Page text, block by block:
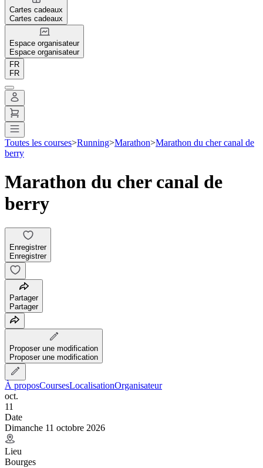
Cartes cadeaux
Cartes cadeaux
Espace organisateur
Espace organisateur
FR
FR
Toutes les courses>Running>Marathon>Marathon du cher canal de
berry
Marathon du cher canal de
berry
Enregistrer
Enregistrer
Partager
Partager
Proposer une modification
Proposer une modification
À proposCoursesLocalisationOrganisateur
oct.
11
Date
Dimanche 11 octobre 2026
Lieu
Bourges